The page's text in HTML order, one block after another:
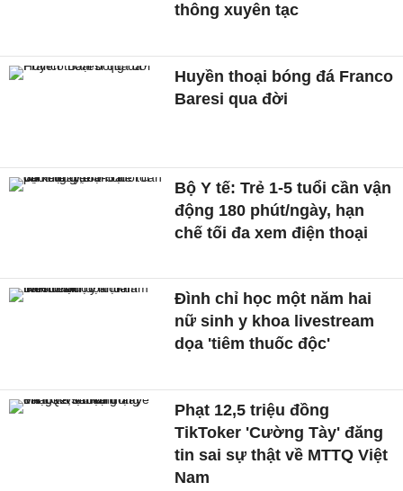
thông xuyên tạc
Huyền thoại bóng đá Franco
Baresi qua đời
Bộ Y tế: Trẻ 1-5 tuổi cần vận
động 180 phút/ngày, hạn
chế tối đa xem điện thoại
Đình chỉ học một năm hai
nữ sinh y khoa livestream
dọa 'tiêm thuốc độc'
Phạt 12,5 triệu đồng
TikToker 'Cường Tày' đăng
tin sai sự thật về MTTQ Việt
Nam